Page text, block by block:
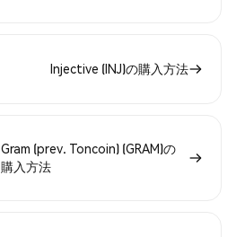
Injective (INJ)の購入方法
Gram (prev. Toncoin) (GRAM)の
購入方法